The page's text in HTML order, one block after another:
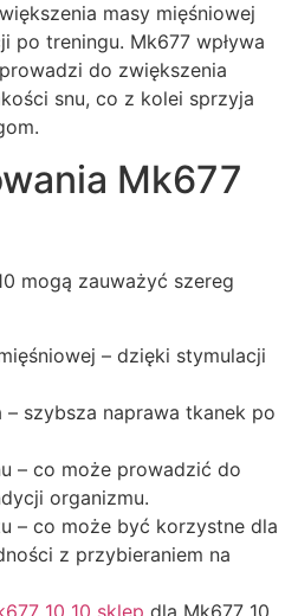
masy mięśniowej
po treningu. Mk677 wpływa
do zwiększenia
snu, co z kolei sprzyja
Mk677
mogą zauważyć szereg
– dzięki stymulacji
– szybsza naprawa tkanek po
– co może prowadzić do
organizmu.
– co może być korzystne dla
z przybieraniem na
10 10 sklep dla Mk677 10